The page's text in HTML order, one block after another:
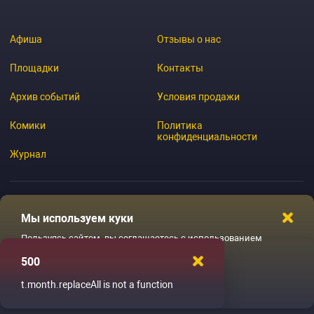
Афиша
Площадки
Архив событий
Комики
Журнал
Отзывы о нас
Контакты
Условия продажи
Политика
конфиденциальности
Мы используем куки
Пользуясь сайтом, вы соглашаетесь с использованием
Ладненько
500
t.month.replaceAll is not a function